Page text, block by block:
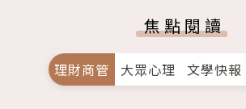
焦點閱讀
理財商管 大眾心理 文學快報